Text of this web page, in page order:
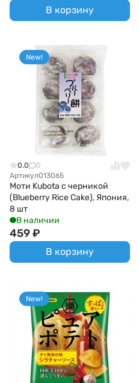
В корзину
New!
0.0
0
Артикул013065
Моти Kubota с черникой
(Blueberry Rice Cake), Япония,
8 шт
В наличии
459₽
В корзину
New!